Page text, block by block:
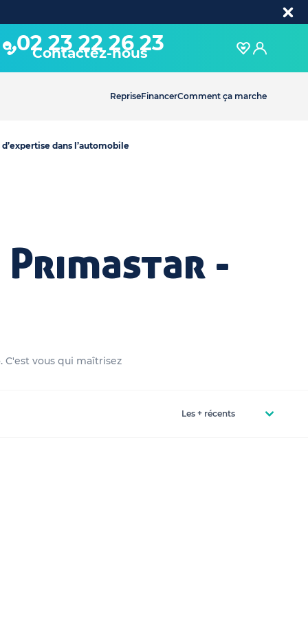
02 23 22 26 23
Contactez-nous
RepriseFinancerComment ça marche
d’expertise dans l’automobile
Primastar -
C'est vous qui maîtrisez